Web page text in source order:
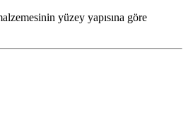
yüzey yapısına göre